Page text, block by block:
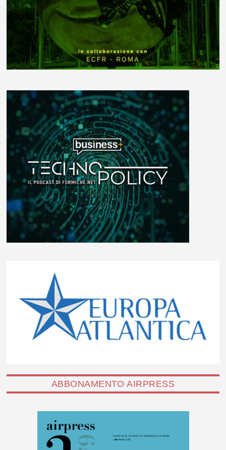
ABBONAMENTO AIRPRESS